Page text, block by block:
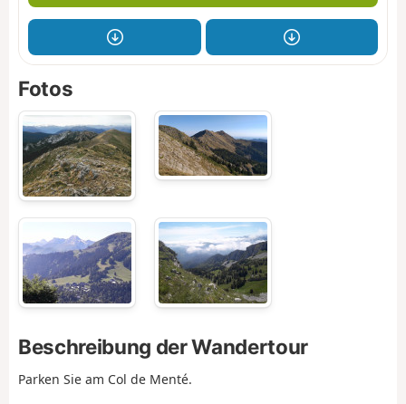
Fotos
Beschreibung der Wandertour
Parken Sie am Col de Menté.